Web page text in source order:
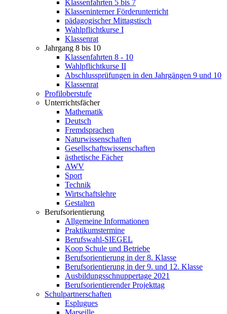
Klassenfahrten 5 bis 7
Klasseninterner Förderunterricht
pädagogischer Mittagstisch
Wahlpflichtkurse I
Klassenrat
Jahrgang 8 bis 10
Klassenfahrten 8 - 10
Wahlpflichtkurse II
Abschlussprüfungen in den Jahrgängen 9 und 10
Klassenrat
Profiloberstufe
Unterrichtsfächer
Mathematik
Deutsch
Fremdsprachen
Naturwissenschaften
Gesellschaftswissenschaften
ästhetische Fächer
AWV
Sport
Technik
Wirtschaftslehre
Gestalten
Berufsorientierung
Allgemeine Informationen
Praktikumstermine
Berufswahl-SIEGEL
Koop Schule und Betriebe
Berufsorientierung in der 8. Klasse
Berufsorientierung in der 9. und 12. Klasse
Ausbildungsschnuppertage 2021
Berufsorientierender Projekttag
Schulpartnerschaften
Esplugues